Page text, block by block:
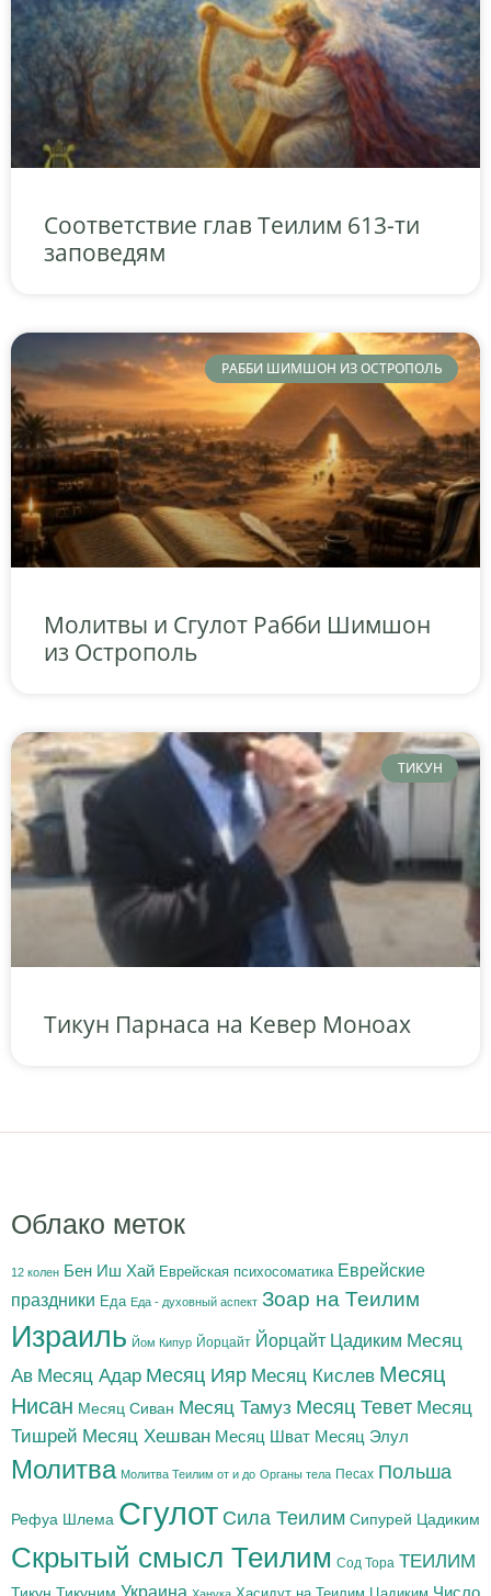
Соответствие глав Теилим 613-ти
заповедям
РАББИ ШИМШОН ИЗ ОСТРОПОЛЬ
Молитвы и Сгулот Рабби Шимшон
из Острополь
ТИКУН
Тикун Парнаса на Кевер Моноах
Облако меток
12 колен Бен Иш Хай Еврейская психосоматика Еврейские
праздники Еда Еда - духовный аспект Зоар на Теилим
Израиль Йом Кипур Йорцайт Йорцайт Цадиким Месяц
Ав Месяц Адар Месяц Ияр Месяц Кислев Месяц
Нисан Месяц Сиван Месяц Тамуз Месяц Тевет Месяц
Тишрей Месяц Хешван Месяц Шват Месяц Элул
Молитва Молитва Теилим от и до Органы тела Песах Польша
Рефуа Шлема Сгулот Сила Теилим Сипурей Цадиким
Скрытый смысл Теилим Сод Тора ТЕИЛИМ
Украина